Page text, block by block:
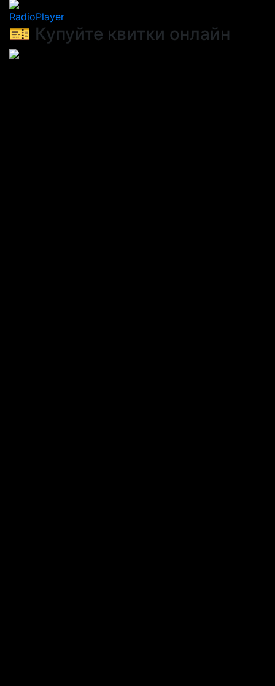
RadioPlayer
🎫 Купуйте квитки онлайн